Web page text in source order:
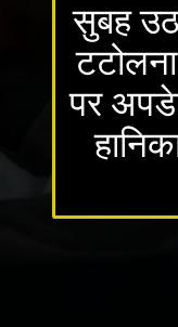
सुबह
पर